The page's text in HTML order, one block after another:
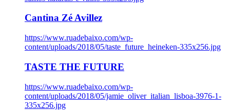
Cantina Zé Avillez
https://www.ruadebaixo.com/wp-
content/uploads/2018/05/taste_future_heineken-335x256.jpg
TASTE THE FUTURE
https://www.ruadebaixo.com/wp-
content/uploads/2018/05/jamie_oliver_italian_lisboa-3976-1-
335x256.jpg